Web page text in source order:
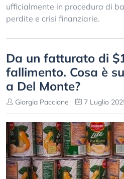
ufficialmente in procedura di
perdite e crisi finanziarie.
Da un fatturato di
fallimento. Cosa è
a Del Monte?
Giorgia Paccione 7 Luglio